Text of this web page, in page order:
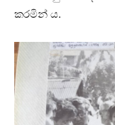
කරමින් ය.